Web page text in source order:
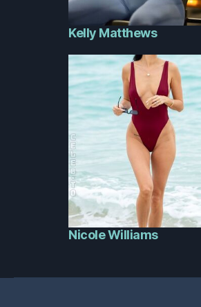
Kelly Matthews
Nicole Williams